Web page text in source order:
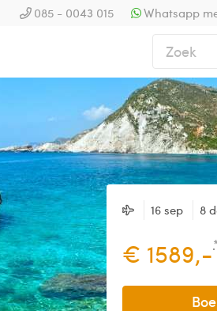
085 - 0043 015 Whatsapp
16 sep 8
€ 1589,-